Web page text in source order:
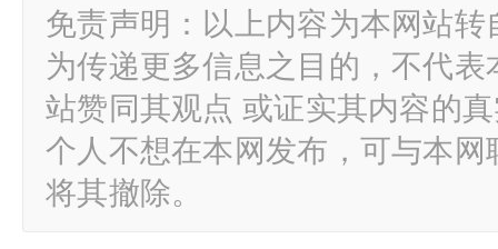
免责声明：以上内容为本网站
为传递更多信息之目的，不代
站赞同其观点 或证实其内容的
个人不想在本网发布，可与本
将其撤除。